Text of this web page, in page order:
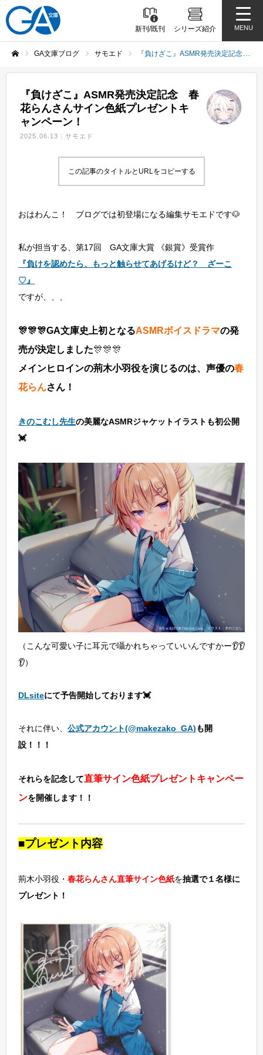
新刊/既刊 シリーズ紹介 MENU
GA文庫ブログ サモエド 『負けざこ』ASMR発売決定記念 春花らんさんサイン色紙プレゼントキャンペーン！
『負けざこ』ASMR発売決定記念 春
花らんさんサイン色紙プレゼントキ
ャンペーン！
2025.06.13 サモエド
この記事のタイトルとURLをコピーする
おはわんこ！ ブログでは初登場になる編集サモエドです🐶
私が担当する、第17回 GA文庫大賞 《銀賞》受賞作
『負けを認めたら、もっと触らせてあげるけど？ ざーこ
♡』
ですが、、、
🎊🎊🎊GA文庫史上初となるASMRボイスドラマの発
売が決定しました🎊🎊🎊
メインヒロインの荊木小羽役を演じるのは、声優の春
花らんさん！
きのこむし先生の美麗なASMRジャケットイラストも初公開
💓
（こんな可愛い子に耳元で囁かれちゃっていいんですかー👂👂
👂）
DLsiteにて予告開始しております💓
それに伴い、 公式アカウント(@makezako_GA)も開
設！！！
それらを記念して直筆サイン色紙プレゼントキャンペー
ンを開催します！！
■プレゼント内容
荊木小羽役・ 春花らんさん直筆サイン色紙を抽選で１名様に
プレゼント！